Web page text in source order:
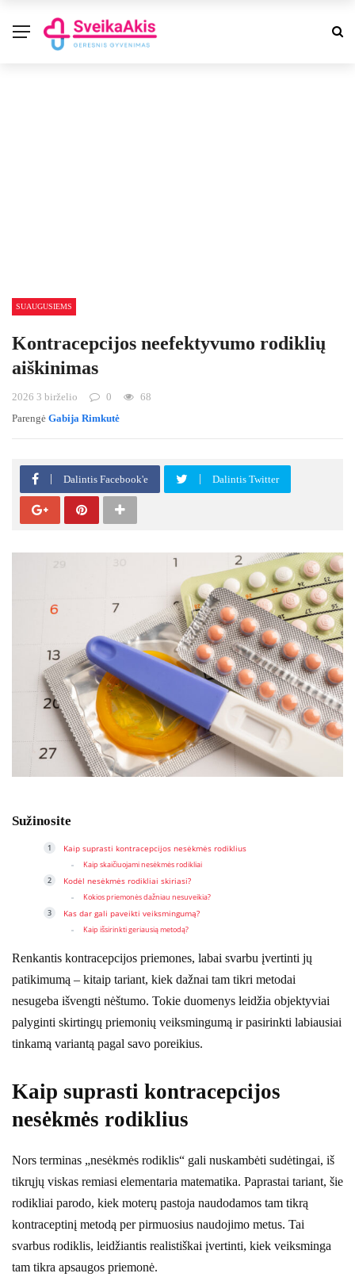
SUAUGUSIEMS
Kontracepcijos neefektyvumo rodiklių
aiškinimas
2026 3 birželio 0
68
Parengė Gabija Rimkutė
Dalintis Facebook'e Dalintis Twitter
Sužinosite
Kaip suprasti kontracepcijos nesėkmės rodiklius
Kaip skaičiuojami nesėkmės rodikliai
Kodėl nesėkmės rodikliai skiriasi?
Kokios priemonės dažniau nesuveikia?
Kas dar gali paveikti veiksmingumą?
Kaip išsirinkti geriausią metodą?
Renkantis kontracepcijos priemones, labai svarbu įvertinti jų
patikimumą – kitaip tariant, kiek dažnai tam tikri metodai
nesugeba išvengti nėštumo. Tokie duomenys leidžia objektyviai
palyginti skirtingų priemonių veiksmingumą ir pasirinkti labiausiai
tinkamą variantą pagal savo poreikius.
Kaip suprasti kontracepcijos
nesėkmės rodiklius
Nors terminas „nesėkmės rodiklis“ gali nuskambėti sudėtingai, iš
tikrųjų viskas remiasi elementaria matematika. Paprastai tariant, šie
rodikliai parodo, kiek moterų pastoja naudodamos tam tikrą
kontraceptinį metodą per pirmuosius naudojimo metus. Tai
svarbus rodiklis, leidžiantis realistiškai įvertinti, kiek veiksminga
tam tikra apsaugos priemonė.